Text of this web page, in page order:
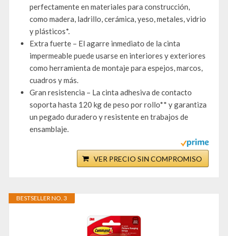
perfectamente en materiales para construcción,
como madera, ladrillo, cerámica, yeso, metales, vidrio
y plásticos*.
Extra fuerte – El agarre inmediato de la cinta
impermeable puede usarse en interiores y exteriores
como herramienta de montaje para espejos, marcos,
cuadros y más.
Gran resistencia – La cinta adhesiva de contacto
soporta hasta 120 kg de peso por rollo** y garantiza
un pegado duradero y resistente en trabajos de
ensamblaje.
VER PRECIO SIN COMPROMISO
BESTSELLER NO. 3